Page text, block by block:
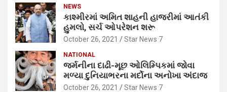
NEWS
કાશ્મીરમાં અમિત શાહની હાજરીમાં આતંકી
હુમલો, સર્ચ ઓપરેશન શરૂ
October 26, 2021 Star News 7
NATIONAL
જર્મનીના દાઢી-મૂછ ઓલિમ્પિકમાં જોવા
મળ્યા દુનિયાભરના મર્દોના અનોખા અંદાજ
October 26, 2021 Star News 7